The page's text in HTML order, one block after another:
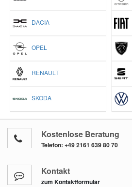
DACIA
OPEL
RENAULT
SKODA
Kostenlose Beratung
Telefon: +49 2161 639 80 70
Kontakt
zum Kontaktformular